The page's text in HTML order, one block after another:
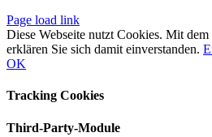
Page load link
Diese Webseite nutzt Cookies. Mit
erklären Sie sich damit einverstanden.
OK
Tracking Cookies
Third-Party-Module